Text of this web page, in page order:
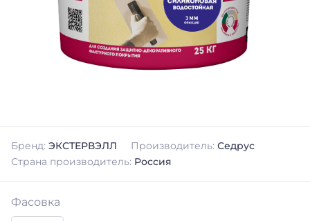
Бренд: ЭКСТЕРВЭЛЛ Производитель: Седрус
Страна производитель: Россия
Фасовка